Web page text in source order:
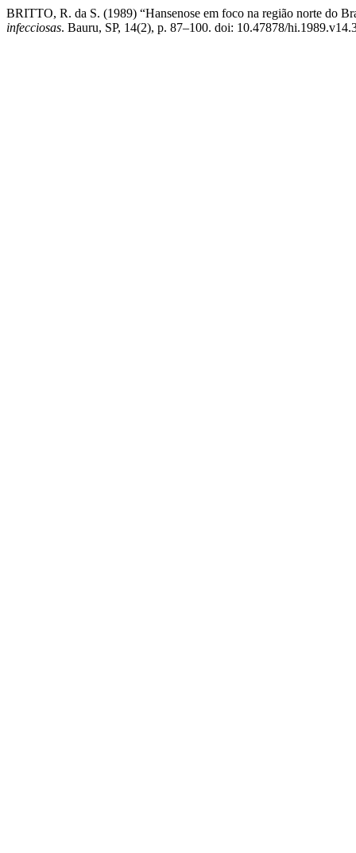
BRITTO, R. da S. (1989) “Hansenose em foco na região norte do
infecciosas. Bauru, SP, 14(2), p. 87–100. doi: 10.47878/